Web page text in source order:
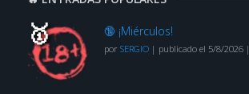
🔞 ¡Miérculos!
por SERGIO| publicado el 5/8/2026|